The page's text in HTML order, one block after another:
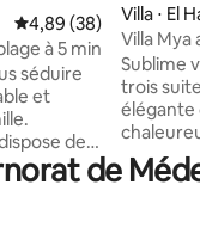
Évaluation moyenne
4,89 (38)
à 5 min
séduire
et
de 3
d’un
Villa ⋅ El
Villa Mya
vis à vis
Sublime
trois
élégante
poteries
charme
de